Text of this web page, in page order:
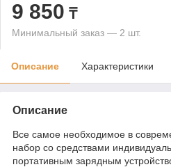
9 850 ₸
Минимальный заказ — 2 шт.
Описание Характеристики
Описание
Все самое необходимое в
набор со средствами
портативным зарядным